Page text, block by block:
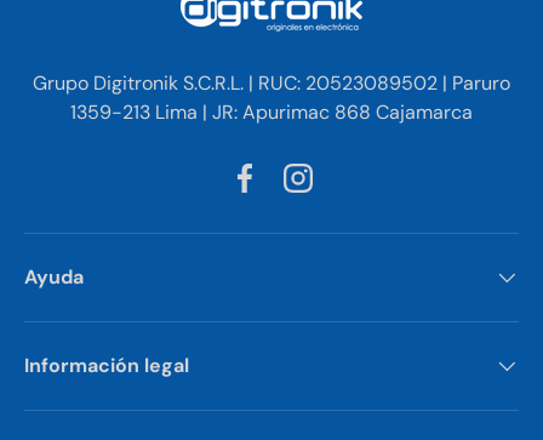
Grupo Digitronik S.C.R.L. | RUC: 20523089502 | Paruro
1359-213 Lima | JR: Apurimac 868 Cajamarca
FacebookInstagram
Ayuda
Información legal